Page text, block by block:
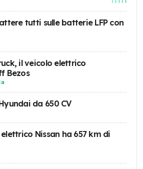
tutti sulle batterie LFP con
il veicolo elettrico
Bezos
da 650 CV
Nissan ha 657 km di